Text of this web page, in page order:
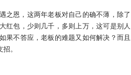
之恩，这两年老板对自己的确不薄，除了
红包，少则几千，多则上万，这可是别人
果不答应，老板的难题又如何解决？而且
。